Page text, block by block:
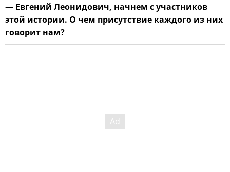
— Евгений Леонидович, начнем с участников
этой истории. О чем присутствие каждого из них
говорит нам?